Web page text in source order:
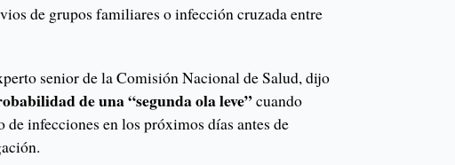
de grupos familiares o infección cruzada entre
senior de la Comisión Nacional de Salud, dijo
de una “segunda ola leve”cuando
de infecciones en los próximos días antes de